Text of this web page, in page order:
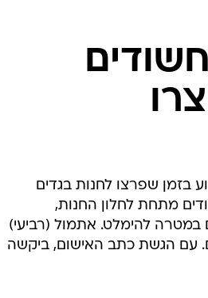
נתפסו בשעת מעשה: 2 חשודים
נעצרו בתחילת השבוע בזמן שפרצו לחנות בגדים
מתחת לחלון החנות,
להימלט. אתמול (רביעי)
עם הגשת כתב האישום, ביקשה